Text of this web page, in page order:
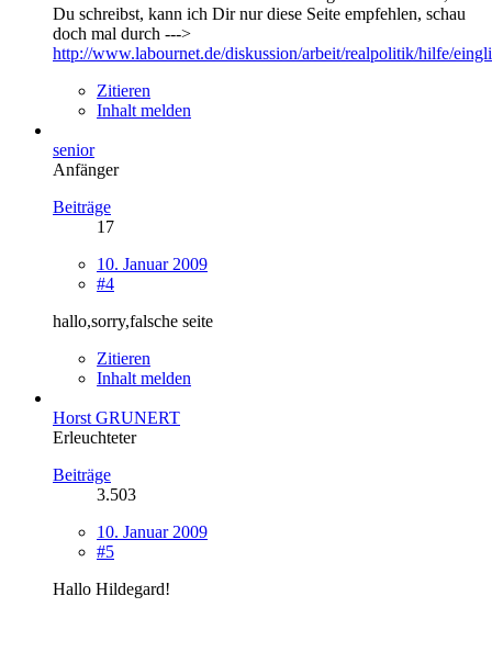
Du schreibst, kann ich Dir nur diese Seite empfehlen, schau
doch mal durch --->
http://www.labournet.de/diskussion/arbeit/realpolitik/hilfe/
Zitieren
Inhalt melden
senior
Anfänger
Beiträge
17
10. Januar 2009
#4
hallo,sorry,falsche seite
Zitieren
Inhalt melden
Horst GRUNERT
Erleuchteter
Beiträge
3.503
10. Januar 2009
#5
Hallo Hildegard!